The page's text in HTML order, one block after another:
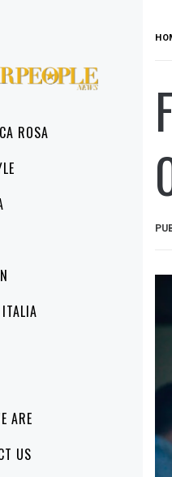
ROSA
ARE
US